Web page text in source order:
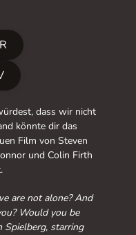
dass wir nicht
könnte dir das
Film von Steven
und Colin Firth
are not alone? And
Would you be
Spielberg, starring